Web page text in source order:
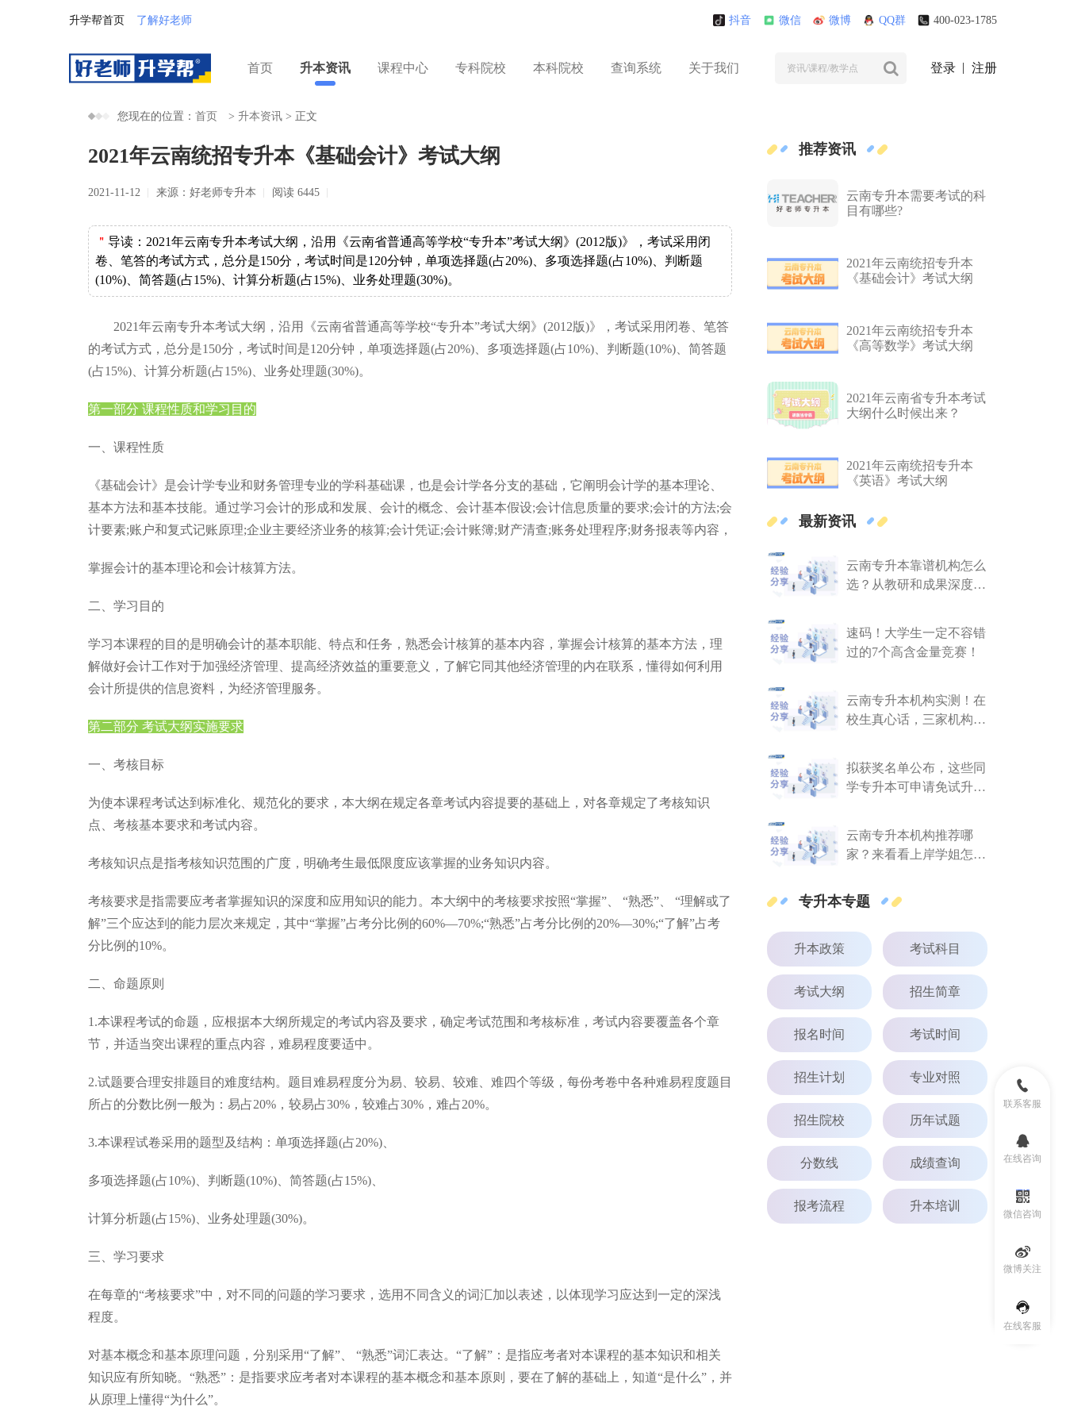
升学帮首页 了解好老师 抖音 微信 微博 QQ群 400-023-1785
首页 升本资讯 课程中心 专科院校 本科院校 查询系统 关于我们 登录 注册
联系客服
在线咨询
微信咨询
微博关注
在线客服
您现在的位置： 首页 > 升本资讯 > 正文
2021年云南统招专升本《基础会计》考试大纲
2021-11-12 来源：好老师专升本 阅读 6445
＂ 导读： 2021年云南专升本考试大纲，沿用《云南省普通高等学校“专升本”考试大纲》(2012版)》，考试采用闭
卷、笔答的考试方式，总分是150分，考试时间是120分钟，单项选择题(占20%)、多项选择题(占10%)、判断题
(10%)、简答题(占15%)、计算分析题(占15%)、业务处理题(30%)。
2021年云南专升本考试大纲，沿用《云南省普通高等学校“专升本”考试大纲》(2012版)》，考试采用闭卷、笔答
的考试方式，总分是150分，考试时间是120分钟，单项选择题(占20%)、多项选择题(占10%)、判断题(10%)、简答题
(占15%)、计算分析题(占15%)、业务处理题(30%)。
第一部分 课程性质和学习目的
一、课程性质
《基础会计》是会计学专业和财务管理专业的学科基础课，也是会计学各分支的基础，它阐明会计学的基本理论、
基本方法和基本技能。通过学习会计的形成和发展、会计的概念、会计基本假设;会计信息质量的要求;会计的方法;会
计要素;账户和复式记账原理;企业主要经济业务的核算;会计凭证;会计账簿;财产清查;账务处理程序;财务报表等内容，
掌握会计的基本理论和会计核算方法。
二、学习目的
学习本课程的目的是明确会计的基本职能、特点和任务，熟悉会计核算的基本内容，掌握会计核算的基本方法，理
解做好会计工作对于加强经济管理、提高经济效益的重要意义，了解它同其他经济管理的内在联系，懂得如何利用
会计所提供的信息资料，为经济管理服务。
第二部分 考试大纲实施要求
一、考核目标
为使本课程考试达到标准化、规范化的要求，本大纲在规定各章考试内容提要的基础上，对各章规定了考核知识
点、考核基本要求和考试内容。
考核知识点是指考核知识范围的广度，明确考生最低限度应该掌握的业务知识内容。
考核要求是指需要应考者掌握知识的深度和应用知识的能力。本大纲中的考核要求按照“掌握”、 “熟悉”、 “理解或了
解”三个应达到的能力层次来规定，其中“掌握”占考分比例的60%—70%;“熟悉”占考分比例的20%—30%;“了解”占考
分比例的10%。
二、命题原则
1.本课程考试的命题，应根据本大纲所规定的考试内容及要求，确定考试范围和考核标准，考试内容要覆盖各个章
节，并适当突出课程的重点内容，难易程度要适中。
2.试题要合理安排题目的难度结构。题目难易程度分为易、较易、较难、难四个等级，每份考卷中各种难易程度题目
所占的分数比例一般为：易占20%，较易占30%，较难占30%，难占20%。
3.本课程试卷采用的题型及结构：单项选择题(占20%)、
多项选择题(占10%)、判断题(10%)、简答题(占15%)、
计算分析题(占15%)、业务处理题(30%)。
三、学习要求
在每章的“考核要求”中，对不同的问题的学习要求，选用不同含义的词汇加以表述，以体现学习应达到一定的深浅
程度。
对基本概念和基本原理问题，分别采用“了解”、 “熟悉”词汇表达。“了解”：是指应考者对本课程的基本知识和相关
知识应有所知晓。“熟悉”：是指要求应考者对本课程的基本概念和基本原则，要在了解的基础上，知道“是什么”，并
从原理上懂得“为什么”。
推荐资讯
云南专升本需要考试的科
目有哪些?
2021年云南统招专升本
《基础会计》考试大纲
2021年云南统招专升本
《高等数学》考试大纲
2021年云南省专升本考试
大纲什么时候出来？
2021年云南统招专升本
《英语》考试大纲
最新资讯
云南专升本靠谱机构怎么
选？从教研和成果深度剖
速码！大学生一定不容错
过的7个高含金量竞赛！
云南专升本机构实测！在
校生真心话，三家机构客
拟获奖名单公布，这些同
学专升本可申请免试升
云南专升本机构推荐哪
家？来看看上岸学姐怎么
专升本专题
升本政策 考试科目
考试大纲 招生简章
报名时间 考试时间
招生计划 专业对照
招生院校 历年试题
分数线 成绩查询
报考流程 升本培训